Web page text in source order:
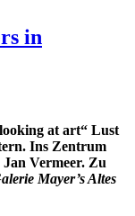
in
at art“ Lust
Ins Zentrum
Vermeer. Zu
Mayer’s Altes